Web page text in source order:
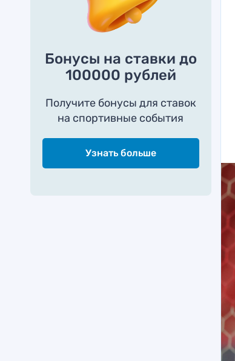
Бонусы на ставки до
100000 рублей
Получите бонусы для ставок
на спортивные события
Узнать больше